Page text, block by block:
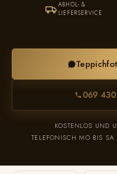
ABHOL- &
LIEFERSERVICE
069
KOSTENLOS UND
TELEFONISCH MO BIS SA